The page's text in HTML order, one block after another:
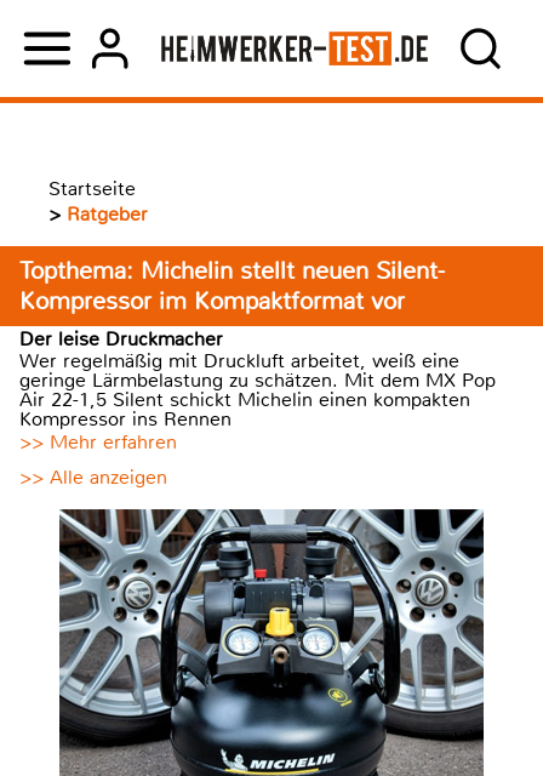
Startseite
> Ratgeber
Topthema: Michelin stellt neuen Silent-
Kompressor im Kompaktformat vor
Der leise Druckmacher
Wer regelmäßig mit Druckluft arbeitet, weiß eine
geringe Lärmbelastung zu schätzen. Mit dem MX Pop
Air 22-1,5 Silent schickt Michelin einen kompakten
Kompressor ins Rennen
>> Mehr erfahren
>> Alle anzeigen